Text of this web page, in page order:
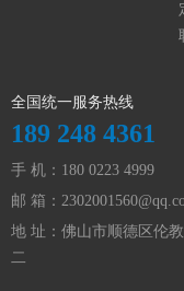
全国统一服务热线
189 248 4361
手 机：180 0223 4999
邮 箱：
地 址：佛山市顺德区伦
二